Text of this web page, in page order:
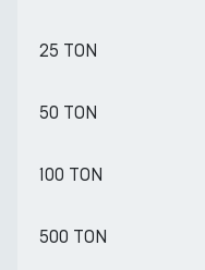
25 TON
50 TON
100 TON
500 TON